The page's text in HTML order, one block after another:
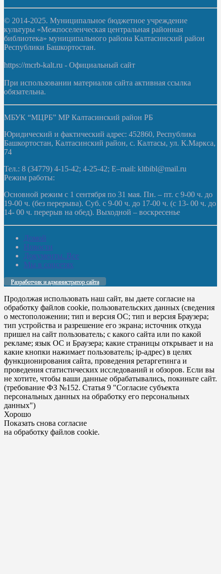
© 2014-2025. Муниципальное бюджетное учреждение
культуры «Межпоселенческая центральная районная
библиотека» муниципального района Калтасинский район
Республики Башкортостан.
https://mcrb-kalt.ru - Официальный сайт
При использовании материалов сайта активная ссылка
обязательна.
МБУК “МЦРБ” МР Калтасинский район РБ
Юридический и фактический адрес: 452860, Республика
Башкортостан, Калтасинский район, с. Калтасы, ул. К.Маркса,
74
Тел.: 8 (34779) 4-15-42; 4-25-42; E–mail: kltbibl@mail.ru
Режим работы:
Основной режим с 1 сентября по 31 мая. Пн. – пт. с 9-00 ч. до
19-00 ч. (без перерыва). Суб. с 9-00 ч. до 17-00 ч. (с 13- 00 ч. до
14- 00 ч. перерыв на обед). Выходной – воскресенье
Домой
Новости
Документы. Все
Мы в соцсетях
Разработчик и администратор сайта
Продолжая использовать наш сайт, вы даете согласие на
обработку файлов cookie, пользовательских данных (сведения
о местоположении; тип и версия ОС; тип и версия Браузера;
тип устройства и разрешение его экрана; источник откуда
пришел на сайт пользователь; с какого сайта или по какой
рекламе; язык ОС и Браузера; какие страницы открывает и на
какие кнопки нажимает пользователь; ip-адрес) в целях
функционирования сайта, проведения ретаргетинга и
проведения статистических исследований и обзоров. Если вы
не хотите, чтобы ваши данные обрабатывались, покиньте сайт.
(требование ФЗ №152. Статья 9 "Согласие субъекта
персональных данных на обработку его персональных
данных")
Хорошо
Показать снова согласие
на обработку файлов cookie.